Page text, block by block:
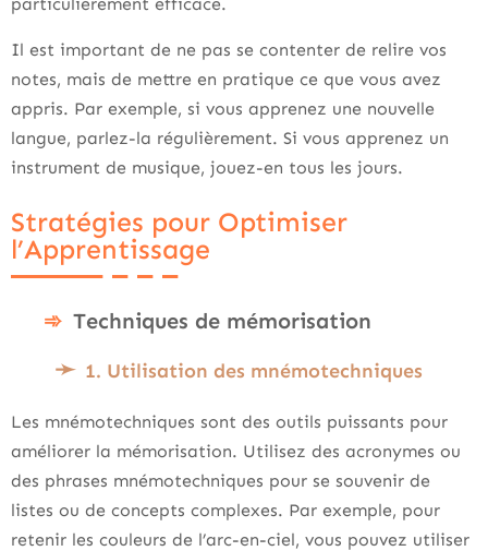
Il est important de ne pas se contenter de relire vos
notes, mais de mettre en pratique ce que vous avez
appris. Par exemple, si vous apprenez une nouvelle
langue, parlez-la régulièrement. Si vous apprenez un
instrument de musique, jouez-en tous les jours.
Stratégies pour Optimiser
l’Apprentissage
Techniques de mémorisation
1. Utilisation des mnémotechniques
Les mnémotechniques sont des outils puissants pour
améliorer la mémorisation. Utilisez des acronymes ou
des phrases mnémotechniques pour se souvenir de
listes ou de concepts complexes. Par exemple, pour
retenir les couleurs de l’arc-en-ciel, vous pouvez utiliser